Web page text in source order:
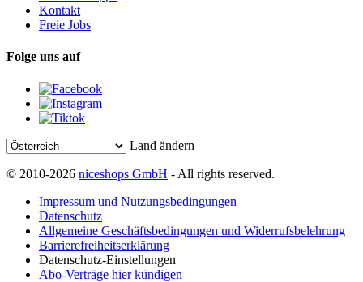
Kontakt
Freie Jobs
Folge uns auf
Land ändern
© 2010-2026 niceshops GmbH - All rights reserved.
Impressum und Nutzungsbedingungen
Datenschutz
Allgemeine Geschäftsbedingungen und Widerrufsbelehrung
Barrierefreiheitserklärung
Datenschutz-Einstellungen
Abo-Verträge hier kündigen